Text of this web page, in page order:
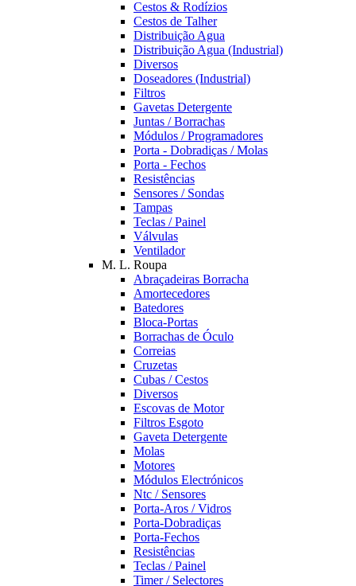
Cestos & Rodízios
Cestos de Talher
Distribuição Agua
Distribuição Agua (Industrial)
Diversos
Doseadores (Industrial)
Filtros
Gavetas Detergente
Juntas / Borrachas
Módulos / Programadores
Porta - Dobradiças / Molas
Porta - Fechos
Resistências
Sensores / Sondas
Tampas
Teclas / Painel
Válvulas
Ventilador
M. L. Roupa
Abraçadeiras Borracha
Amortecedores
Batedores
Bloca-Portas
Borrachas de Óculo
Correias
Cruzetas
Cubas / Cestos
Diversos
Escovas de Motor
Filtros Esgoto
Gaveta Detergente
Molas
Motores
Módulos Electrónicos
Ntc / Sensores
Porta-Aros / Vidros
Porta-Dobradiças
Porta-Fechos
Resistências
Teclas / Painel
Timer / Selectores